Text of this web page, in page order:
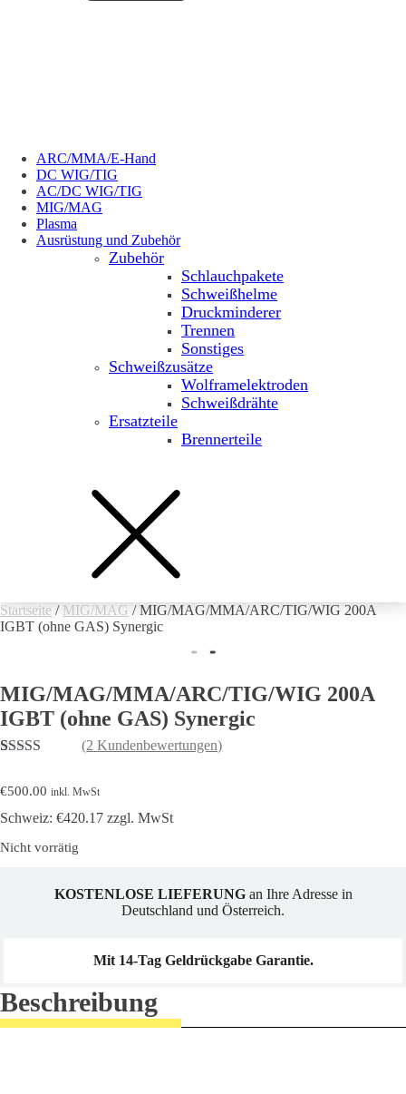
ARC/MMA/E-Hand
DC WIG/TIG
AC/DC WIG/TIG
MIG/MAG
Plasma
Ausrüstung und Zubehör
Zubehör
Schlauchpakete
Schweißhelme
Druckminderer
Trennen
Sonstiges
Schweißzusätze
Wolframelektroden
Schweißdrähte
Ersatzteile
Brennerteile
Startseite / MIG/MAG / MIG/MAG/MMA/ARC/TIG/WIG 200A
IGBT (ohne GAS) Synergic
MIG/MAG/MMA/ARC/TIG/WIG 200A
IGBT (ohne GAS) Synergic
basierend auf
Kundenbewertungen
(2 Kundenbewertungen)
€500.00 inkl. MwSt
Schweiz: €420.17 zzgl. MwSt
Nicht vorrätig
KOSTENLOSE LIEFERUNGan Ihre Adresse in
Deutschland und Österreich.
Mit 14-Tag Geldrückgabe Garantie.
Beschreibung